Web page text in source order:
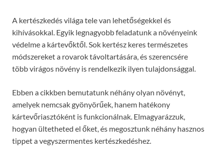
A kertészkedés világa tele van lehetőségekkel és
kihívásokkal. Egyik legnagyobb feladatunk a növényeink
védelme a kártevőktől. Sok kertész keres természetes
módszereket a rovarok távoltartására, és szerencsére
több virágos növény is rendelkezik ilyen tulajdonsággal.
Ebben a cikkben bemutatunk néhány olyan növényt,
amelyek nemcsak gyönyörűek, hanem hatékony
kártevőriasztóként is funkcionálnak. Elmagyarázzuk,
hogyan ültetheted el őket, és megosztunk néhány hasznos
tippet a vegyszermentes kertészkedéshez.